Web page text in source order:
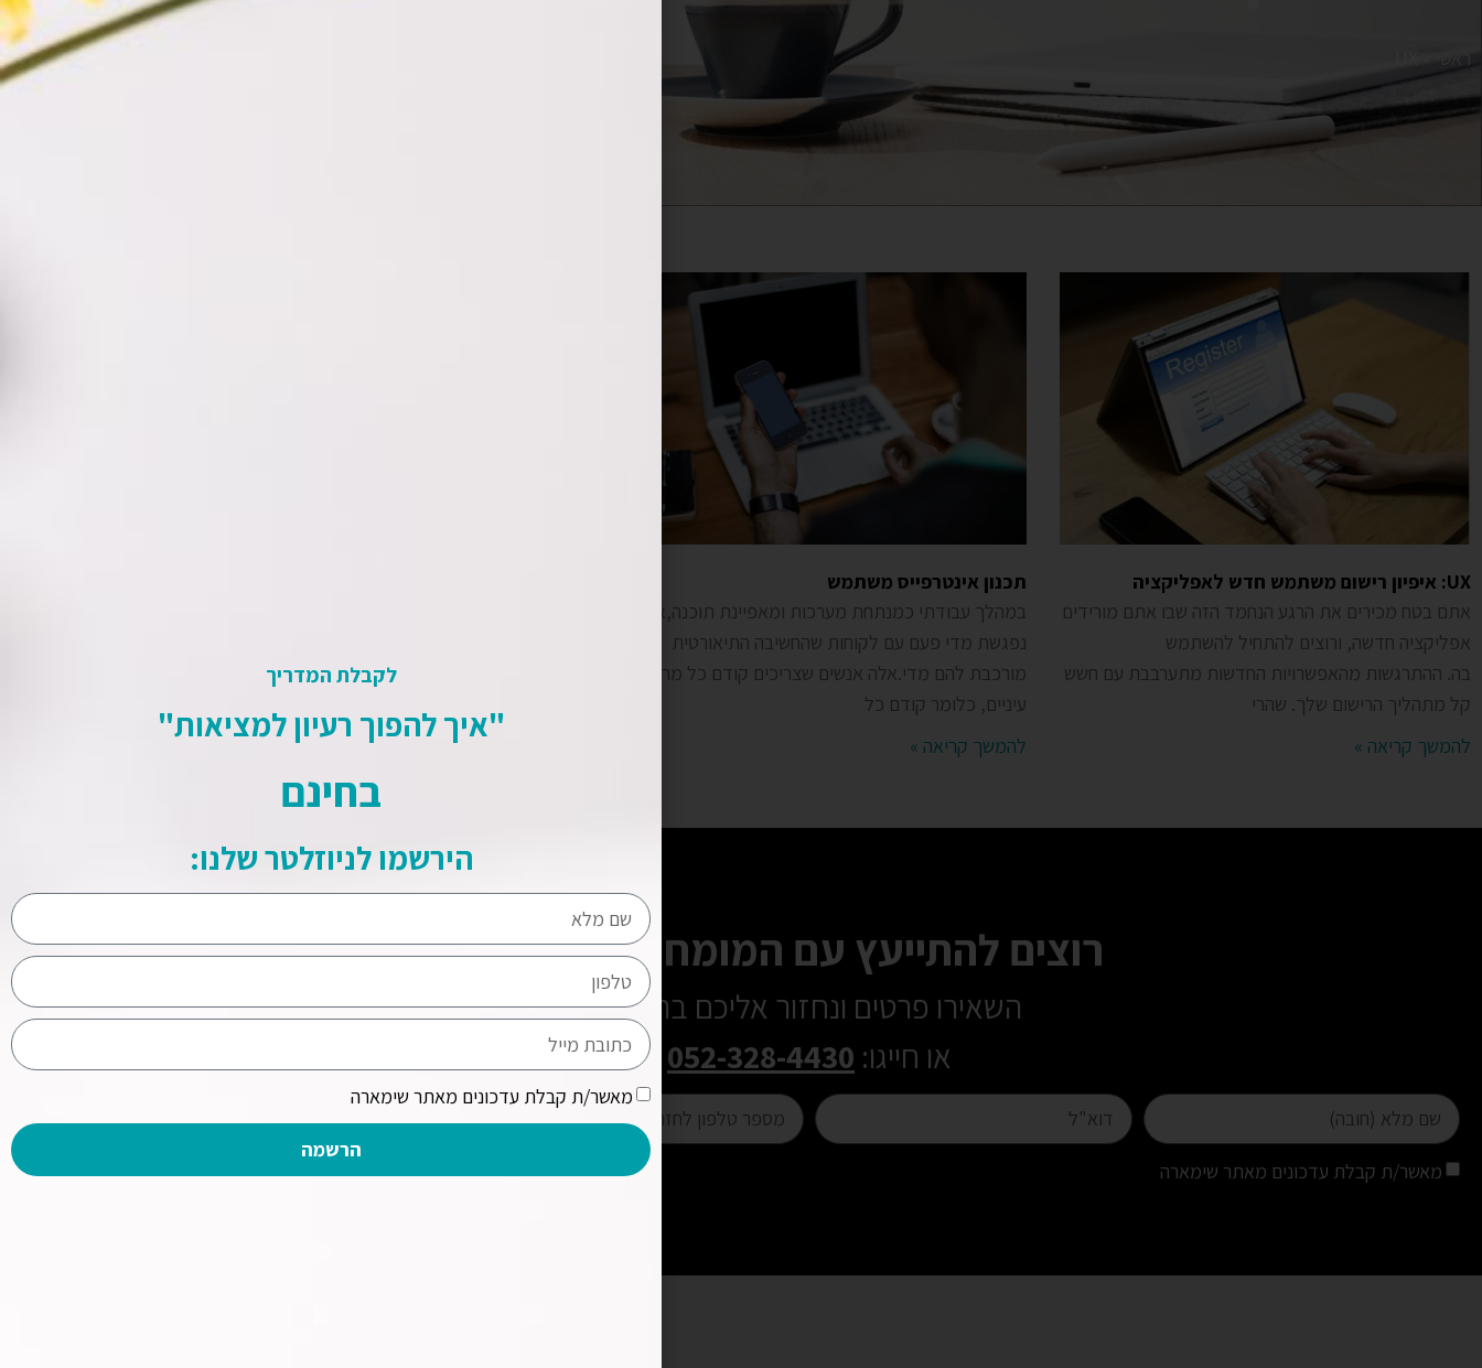
UX: איפיון רישום משתמש חדש לאפליקציה
אתם בטח מכירים את הרגע הנחמד הזה שבו אתם מורידים
אפליקציה חדשה, ורוצים להתחיל להשתמש
בה. ההתרגשות מהאפשרויות החדשות מתערבבת עם חשש
קל מתהליך הרישום שלך. שהרי
להמשך קריאה »
תכנון אינטרפייס משתמש
במהלך עבודתי כמנתחת מערכות ומאפיינת תוכנה,אני
נפגשת מדי פעם עם לקוחות שהחשיבה התיאורטית
מורכבת להם מדי.אלה אנשים שצריכים קודם כל מראה
עיניים, כלומר קודם כל
להמשך קריאה »
רוצים להתייעץ עם המומחים שלנו?
השאירו פרטים ונחזור אליכם בהקדם
או חייגו: 052-328-4430
מאשר/ת קבלת עדכונים מאתר שימארה
שליחה
לקבלת המדריך
"איך להפוך רעיון למציאות"
בחינם
הירשמו לניוזלטר שלנו:
מאשר/ת קבלת עדכונים מאתר שימארה
הרשמה